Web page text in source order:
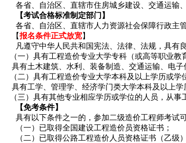
各省、自治区、直辖市住房城乡建设、交通运输
【考试合格标准制定部门】
各省、自治区、直辖市人力资源社会保障行政主
【报名条件正式放宽】
凡遵守中华人民共和国宪法、法律、法规，具有
（一）具有工程造价专业大学专科（或高等职业教
具有土木建筑、水利、装备制造、交通运输、电子
（二）具有工程造价专业大学本科及以上学历或学
具有工学、管理学、经济学门类大学本科及以上学
（三）具有其他专业相应学历或学位的人员，从事
【免考条件】
具有以下条件之一的，参加二级造价工程师考试
（一）已取得全国建设工程造价员资格证书；
（二）已取得公路工程造价人员资格证书（乙级）